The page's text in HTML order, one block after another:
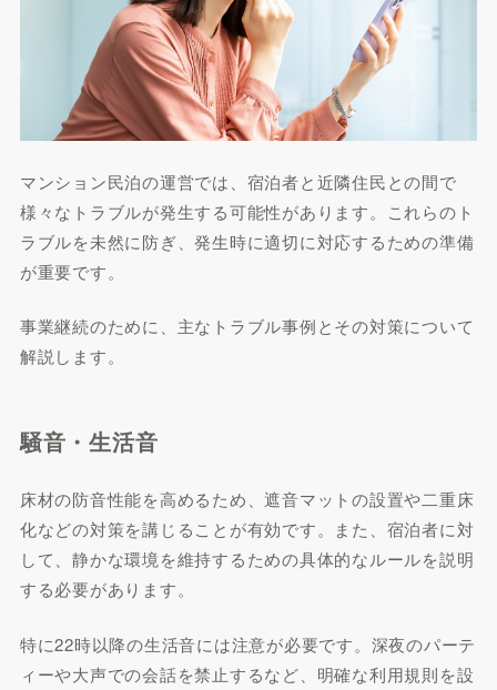
マンション民泊の運営では、宿泊者と近隣住民との間で
様々なトラブルが発生する可能性があります。これらのト
ラブルを未然に防ぎ、発生時に適切に対応するための準備
が重要です。
事業継続のために、主なトラブル事例とその対策について
解説します。
騒音・生活音
床材の防音性能を高めるため、遮音マットの設置や二重床
化などの対策を講じることが有効です。また、宿泊者に対
して、静かな環境を維持するための具体的なルールを説明
する必要があります。
特に22時以降の生活音には注意が必要です。深夜のパーテ
ィーや大声での会話を禁止するなど、明確な利用規則を設